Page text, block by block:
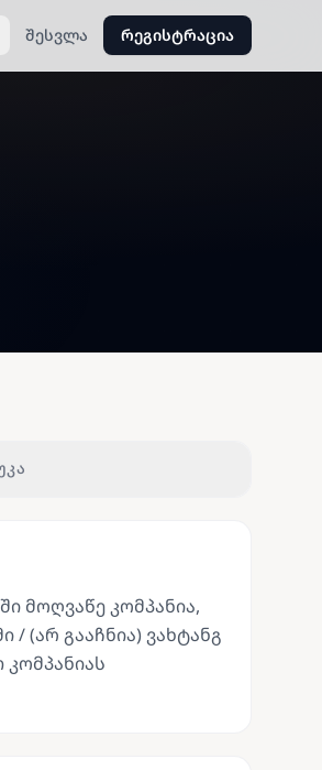
შესვლა რეგისტრაცია
მოღვაწე კომპანია,
(არ გააჩნია) ვახტანგ